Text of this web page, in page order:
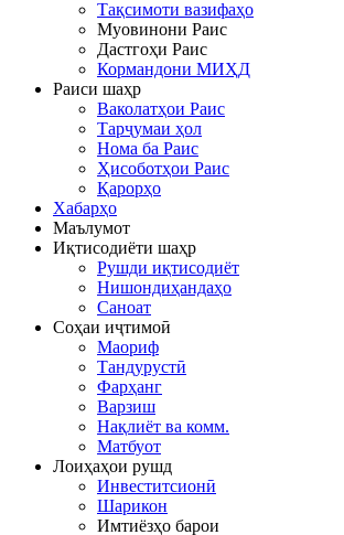
Тақсимоти вазифаҳо
Муовинони Раис
Дастгоҳи Раис
Кормандони МИҲД
Раиси шаҳр
Ваколатҳои Раис
Тарҷумаи ҳол
Нома ба Раис
Ҳисоботҳои Раис
Қарорҳо
Хабарҳо
Маълумот
Иқтисодиёти шаҳр
Рушди иқтисодиёт
Нишондиҳандаҳо
Саноат
Соҳаи иҷтимоӣ
Маориф
Тандурустӣ
Фарҳанг
Варзиш
Нақлиёт ва комм.
Матбуот
Лоиҳаҳои рушд
Инвеститсионӣ
Шарикон
Имтиёзҳо барои